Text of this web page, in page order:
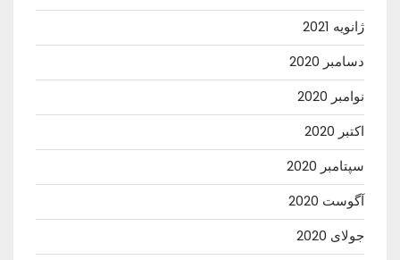
ژانویه 2021
دسامبر 2020
نوامبر 2020
اکتبر 2020
سپتامبر 2020
آگوست 2020
جولای 2020